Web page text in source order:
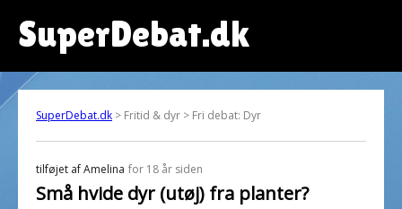
SuperDebat.dk
SuperDebat.dk > Fritid & dyr > Fri debat: Dyr
tilføjet afAmelina for 18 år siden
Små hvide dyr (utøj) fra planter?